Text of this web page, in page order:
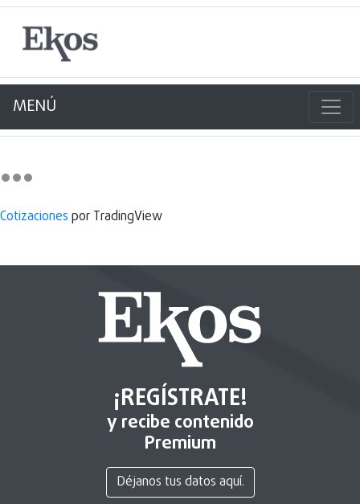
MENÚ
Cotizaciones por TradingView
¡REGÍSTRATE!
y recibe contenido
Premium
Déjanos tus datos aquí.